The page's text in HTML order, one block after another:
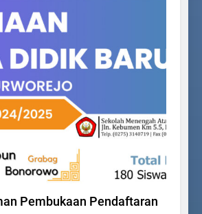
PPDB
Pembukaan Pendaftaran